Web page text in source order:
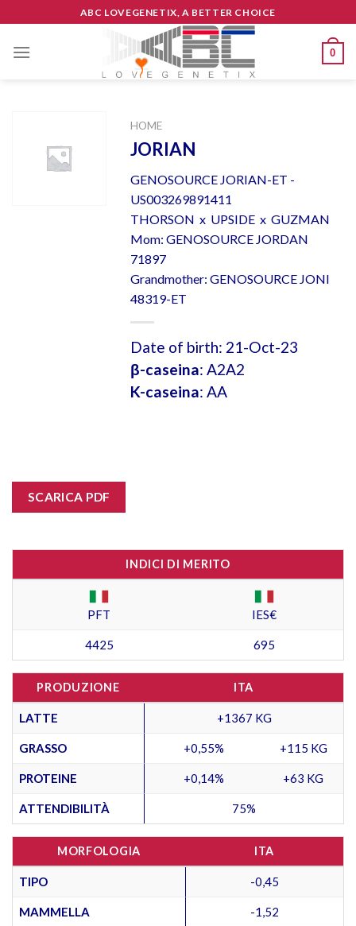
to
content
ABC LOVEGENETIX, A BETTER CHOICE
0
HOME
JORIAN
GENOSOURCE JORIAN-ET -
US003269891411
THORSON x UPSIDE x GUZMAN
Mom: GENOSOURCE JORDAN
71897
Grandmother: GENOSOURCE JONI
48319-ET
Date of birth: 21-Oct-23
β-caseina: A2A2
K-caseina: AA
SCARICA PDF
INDICI DI MERITO
PFT IES€
4425 695
PRODUZIONE ITA
LATTE +1367 KG
GRASSO +0,55% +115 KG
PROTEINE +0,14% +63 KG
ATTENDIBILITÀ 75%
MORFOLOGIA ITA
TIPO -0,45
MAMMELLA -1,52